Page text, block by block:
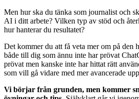
Men hur ska du tänka som journalist och
AI i ditt arbete? Vilken typ av stöd och
hur hanterar du resultatet?
Det kommer du att få veta mer om på den
både till dig som ännu inte har prövat
prövat men kanske inte har hittat rätt
som vill gå vidare med mer avancerade
Vi börjar från grunden, men kommer